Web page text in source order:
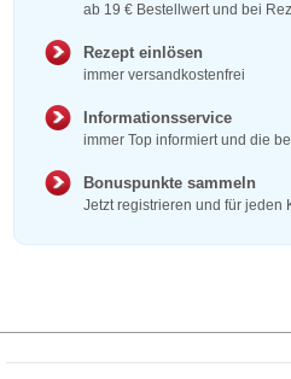
ab 19 € Bestellwert und bei
Rezept einlösen
immer versandkostenfrei
Informationsservice
immer Top informiert und die
Bonuspunkte sammeln
Jetzt registrieren und für jeden